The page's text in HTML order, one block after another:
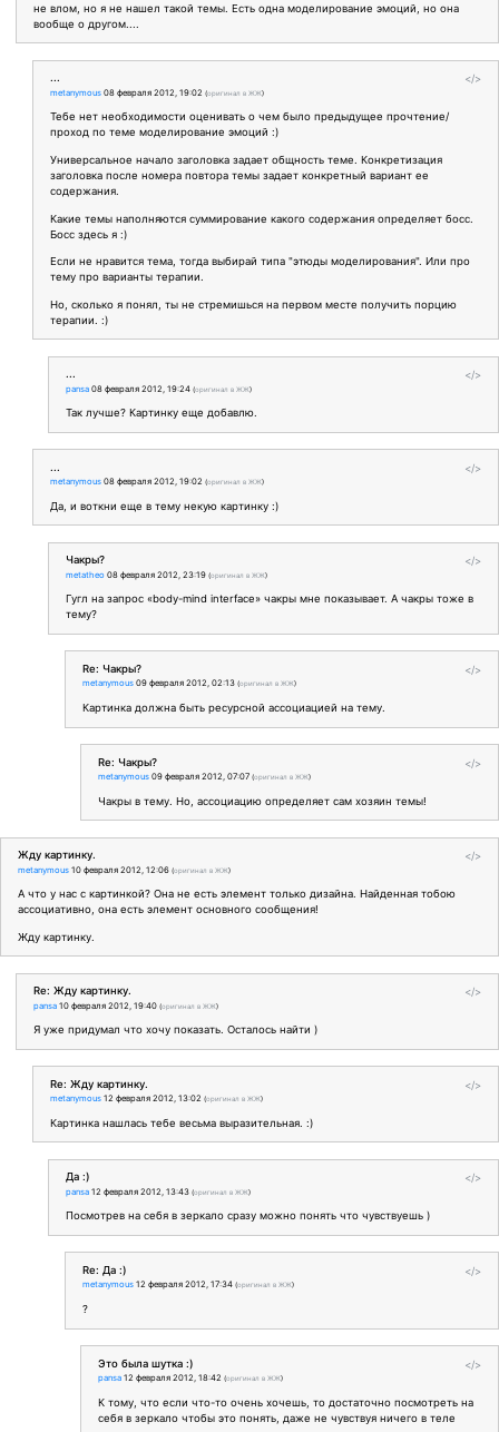
не влом, но я не нашел такой темы. Есть одна моделирование эмоций, но она
вообще о другом....
</>
...
metanymous 08 февраля 2012, 19:02 (оригинал в ЖЖ)
Тебе нет необходимости оценивать о чем было предыдущее прочтение/
проход по теме моделирование эмоций :)
Универсальное начало заголовка задает общность теме. Конкретизация
заголовка после номера повтора темы задает конкретный вариант ее
содержания.
Какие темы наполняются суммирование какого содержания определяет босс.
Босс здесь я :)
Если не нравится тема, тогда выбирай типа "этюды моделирования". Или про
тему про варианты терапии.
Но, сколько я понял, ты не стремишься на первом месте получить порцию
терапии. :)
</>
...
pansa 08 февраля 2012, 19:24 (оригинал в ЖЖ)
Так лучше? Картинку еще добавлю.
</>
...
metanymous 08 февраля 2012, 19:02 (оригинал в ЖЖ)
Да, и воткни еще в тему некую картинку :)
</>
Чакры?
metatheo 08 февраля 2012, 23:19 (оригинал в ЖЖ)
Гугл на запрос «body-mind interface» чакры мне показывает. А чакры тоже в
тему?
</>
Re: Чакры?
metanymous 09 февраля 2012, 02:13 (оригинал в ЖЖ)
Картинка должна быть ресурсной ассоциацией на тему.
</>
Re: Чакры?
metanymous 09 февраля 2012, 07:07 (оригинал в ЖЖ)
Чакры в тему. Но, ассоциацию определяет сам хозяин темы!
</>
Жду картинку.
metanymous 10 февраля 2012, 12:06 (оригинал в ЖЖ)
А что у нас с картинкой? Она не есть элемент только дизайна. Найденная тобою
ассоциативно, она есть элемент основного сообщения!
Жду картинку.
</>
Re: Жду картинку.
pansa 10 февраля 2012, 19:40 (оригинал в ЖЖ)
Я уже придумал что хочу показать. Осталось найти )
</>
Re: Жду картинку.
metanymous 12 февраля 2012, 13:02 (оригинал в ЖЖ)
Картинка нашлась тебе весьма выразительная. :)
</>
Да :)
pansa 12 февраля 2012, 13:43 (оригинал в ЖЖ)
Посмотрев на себя в зеркало сразу можно понять что чувствуешь )
</>
Re: Да :)
metanymous 12 февраля 2012, 17:34 (оригинал в ЖЖ)
?
</>
Это была шутка :)
pansa 12 февраля 2012, 18:42 (оригинал в ЖЖ)
К тому, что если что-то очень хочешь, то достаточно посмотреть на
себя в зеркало чтобы это понять, даже не чувствуя ничего в теле